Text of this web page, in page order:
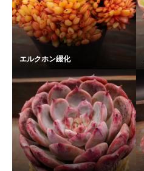
エルクホン綴化